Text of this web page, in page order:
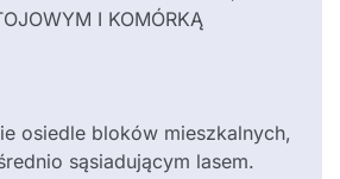
I KOMÓRKĄ
osiedle bloków mieszkalnych,
sąsiadującym lasem.